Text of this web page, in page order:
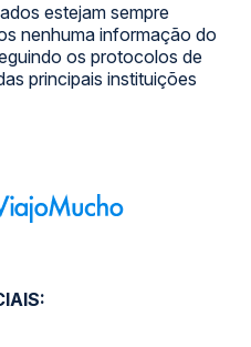
estejam sempre
nenhuma informação do
os protocolos de
principais instituições